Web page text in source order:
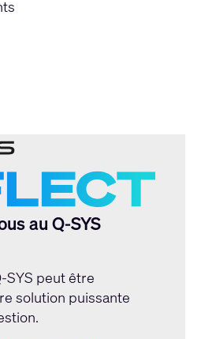
au Q-SYS
SYS peut être
solution puissante